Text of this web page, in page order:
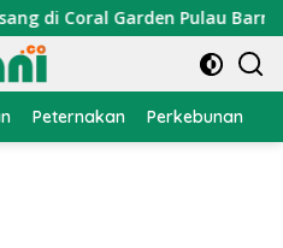
Garden Pulau Barrang Caddi
Peternakan Perkebunan